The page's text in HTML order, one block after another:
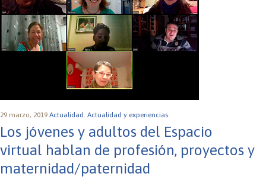
29 marzo, 2019 Actualidad. Actualidad y experiencias.
Los jóvenes y adultos del Espacio
virtual hablan de profesión, proyectos y
maternidad/paternidad